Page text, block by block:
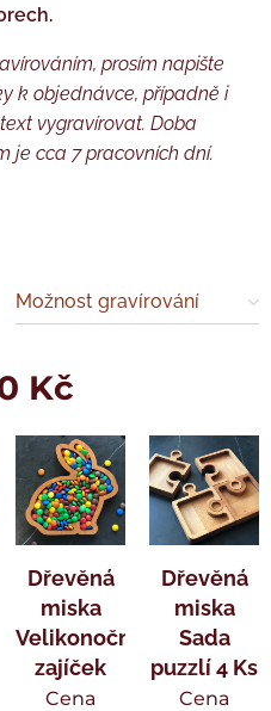
prosím napište
k objednávce, případně i
vygravírovat. Doba
je cca 7 pracovních dní.
Možnost gravírování
Kč
Dřevěná
miska
Velikonoční
zajíček
Cena
Dřevěná
miska
Sada
puzzlí 4 Ks
Cena